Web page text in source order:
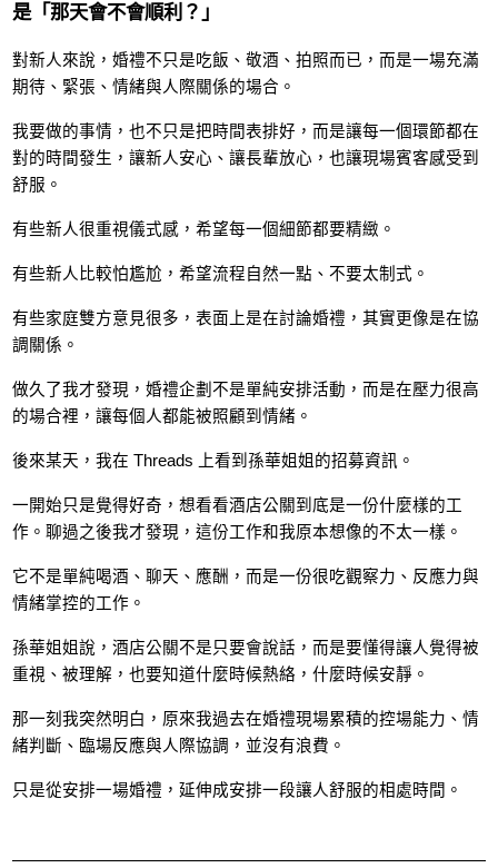
是「那天會不會順利？」
對新人來說，婚禮不只是吃飯、敬酒、拍照而已，而是一場充滿
期待、緊張、情緒與人際關係的場合。
我要做的事情，也不只是把時間表排好，而是讓每一個環節都在
對的時間發生，讓新人安心、讓長輩放心，也讓現場賓客感受到
舒服。
有些新人很重視儀式感，希望每一個細節都要精緻。
有些新人比較怕尷尬，希望流程自然一點、不要太制式。
有些家庭雙方意見很多，表面上是在討論婚禮，其實更像是在協
調關係。
做久了我才發現，婚禮企劃不是單純安排活動，而是在壓力很高
的場合裡，讓每個人都能被照顧到情緒。
後來某天，我在 Threads 上看到孫華姐姐的招募資訊。
一開始只是覺得好奇，想看看酒店公關到底是一份什麼樣的工
作。聊過之後我才發現，這份工作和我原本想像的不太一樣。
它不是單純喝酒、聊天、應酬，而是一份很吃觀察力、反應力與
情緒掌控的工作。
孫華姐姐說，酒店公關不是只要會說話，而是要懂得讓人覺得被
重視、被理解，也要知道什麼時候熱絡，什麼時候安靜。
那一刻我突然明白，原來我過去在婚禮現場累積的控場能力、情
緒判斷、臨場反應與人際協調，並沒有浪費。
只是從安排一場婚禮，延伸成安排一段讓人舒服的相處時間。